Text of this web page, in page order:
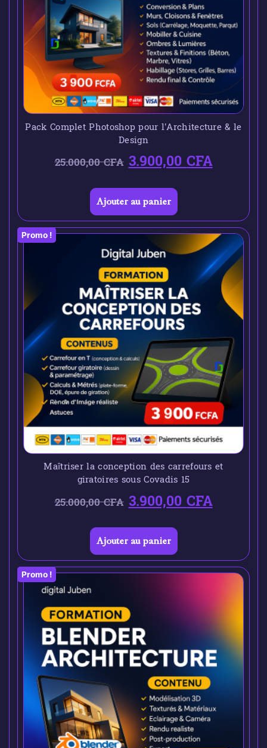
Pack Complet Photoshop pour l’Architecture & le
Design
25.000,00CFA 3.900,00CFA
Ajouter au panier
Promo !
Maîtriser la conception des carrefours et
giratoires sous Covadis 15
25.000,00CFA 3.900,00CFA
Ajouter au panier
Promo !